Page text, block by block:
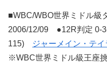
■WBC/WBO世界ミドル級
2006/12/09 ●12R判定 0-
115)
ジャーメイン・テイ
※WBC世界ミドル級王座